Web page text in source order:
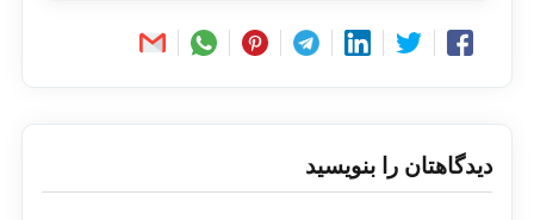
دیدگاهتان را بنویسید